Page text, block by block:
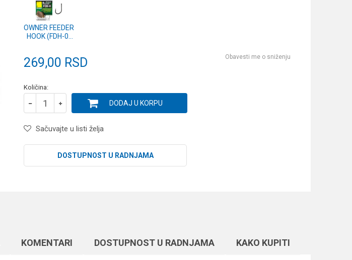
OWNER FEEDER
HOOK (FDH-0)
269,00 RSD Obavesti me o sniženju
Količina:
DODAJ U KORPU
Sačuvajte u listi želja
DOSTUPNOST U RADNJAMA
KOMENTARI DOSTUPNOST U RADNJAMA KAKO KUPITI